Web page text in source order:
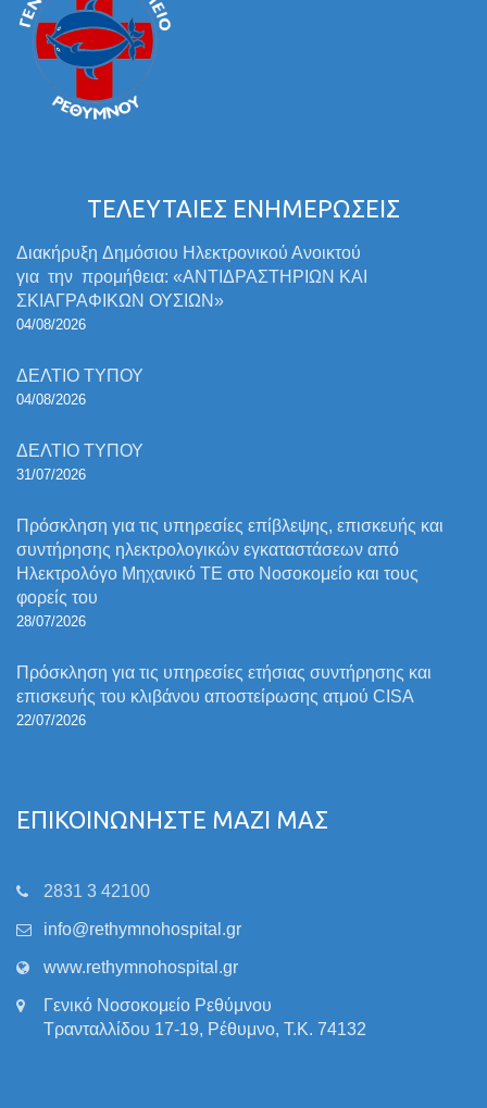
ΤΕΛΕΥΤΑΙΕΣ ΕΝΗΜΕΡΩΣΕΙΣ
Διακήρυξη Δημόσιου Ηλεκτρονικού Ανοικτού
για την προμήθεια: «ΑΝΤΙΔΡΑΣΤΗΡΙΩΝ ΚΑΙ
ΣΚΙΑΓΡΑΦΙΚΩΝ ΟΥΣΙΩΝ»
04/08/2026
ΔΕΛΤΙΟ ΤΥΠΟΥ
04/08/2026
ΔΕΛΤΙΟ ΤΥΠΟΥ
31/07/2026
Πρόσκληση για τις υπηρεσίες επίβλεψης, επισκευής και
συντήρησης ηλεκτρολογικών εγκαταστάσεων από
Ηλεκτρολόγο Μηχανικό ΤΕ στο Νοσοκομείο και τους
φορείς του
28/07/2026
Πρόσκληση για τις υπηρεσίες ετήσιας συντήρησης και
επισκευής του κλιβάνου αποστείρωσης ατμού CISA
22/07/2026
ΕΠΙΚΟΙΝΩΝΗΣΤΕ ΜΑΖΙ ΜΑΣ
2831 3 42100
info@rethymnohospital.gr
www.rethymnohospital.gr
Γενικό Νοσοκομείο Ρεθύμνου
Τρανταλλίδου 17-19, Ρέθυμνο, Τ.Κ. 74132